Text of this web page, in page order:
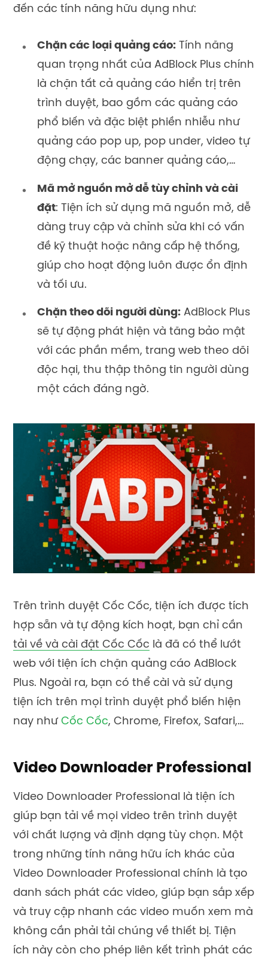
đến các tính năng hữu dụng như:
Chặn các loại quảng cáo: Tính năng
quan trọng nhất của AdBlock Plus chính
là chặn tất cả quảng cáo hiển trị trên
trình duyệt, bao gồm các quảng cáo
phổ biến và đặc biệt phiền nhiễu như
quảng cáo pop up, pop under, video tự
động chạy, các banner quảng cáo,…
Mã mở nguồn mở dễ tùy chỉnh và cài
đặt: Tiện ích sử dụng mã nguồn mở, dễ
dàng truy cập và chỉnh sửa khi có vấn
đề kỹ thuật hoặc nâng cấp hệ thống,
giúp cho hoạt động luôn được ổn định
và tối ưu.
Chặn theo dõi người dùng: AdBlock Plus
sẽ tự động phát hiện và tăng bảo mật
với các phần mềm, trang web theo dõi
độc hại, thu thập thông tin người dùng
một cách đáng ngờ.
Trên trình duyệt Cốc Cốc, tiện ích được tích
hợp sẵn và tự động kích hoạt, bạn chỉ cần
tải về và cài đặt Cốc Cốc là đã có thể lướt
web với tiện ích chặn quảng cáo AdBlock
Plus. Ngoài ra, bạn có thể cài và sử dụng
tiện ích trên mọi trình duyệt phổ biến hiện
nay như Cốc Cốc, Chrome, Firefox, Safari,…
Video Downloader Professional
Video Downloader Professional là tiện ích
giúp bạn tải về mọi video trên trình duyệt
với chất lượng và định dạng tùy chọn. Một
trong những tính năng hữu ích khác của
Video Downloader Professional chính là tạo
danh sách phát các video, giúp bạn sắp xếp
và truy cập nhanh các video muốn xem mà
không cần phải tải chúng về thiết bị. Tiện
ích này còn cho phép liên kết trình phát các